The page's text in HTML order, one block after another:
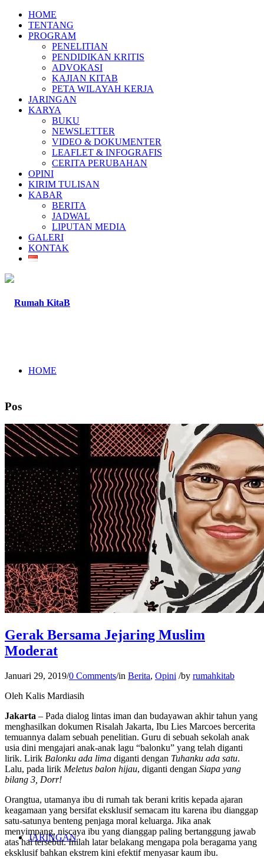
HOME
TENTANG
PROGRAM
PENELITIAN
PENDIDIKAN KRITIS
ADVOKASI
KAJIAN KITAB
PETA WILAYAH KERJA
JARINGAN
KARYA
BUKU
NEWSLETTER
VIDEO & DOKUMENTER
LEAFLET & INFOGRAFIS
CERITA PERUBAHAN
OPINI
KIRIM TULISAN
KABAR
BERITA
JADWAL
LIPUTAN MEDIA
GALERI
KONTAK
HOME
TENTANG
PROGRAM
JARINGAN
Pos
Gerak Bersama Jejaring Muslim
Moderat
Januari 29, 2019/0 Comments/in Berita, Opini /by rumahkitab
Oleh Kalis Mardiasih
Jakarta – Pada dialog lintas iman dan budayawan akhir tahun yang
menghasilkan dokumen Risalah Jakarta, Ibu Lies Marcoes bercerita
temuannya dalam sebuah penelitian. Guru di sebuah sekolah anak
usia dini mengajari anak-anak lagu “balonku” yang telah diganti
lirik. Lirik Balonku ada lima diganti dengan Tuhanku ada satu.
Lalu, pada lirik Meletus balon hijau, diganti dengan Siapa yang
bilang 3, Dorr!
Orangtua, utamanya ibu di rumah tak berani kritis kepada ajaran
keagamaan yang bersifat eksklusif semacam itu karena ibu dianggap
satu-satunya benteng penjaga moral keluarga. Jika anak
menyimpang, niscaya ibu yang dianggap paling bertanggung jawab
atas hal tersebut. Inilah latar belakang mengapa pola beragama yang
eksklusif bahkan ekstrem kini efektif menyasar kaum ibu.